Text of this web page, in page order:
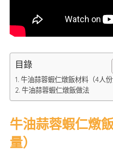
目錄
牛油蒜蓉蝦仁燉飯材料（4人份
牛油蒜蓉蝦仁燉飯做法
牛油蒜蓉蝦仁燉
量）